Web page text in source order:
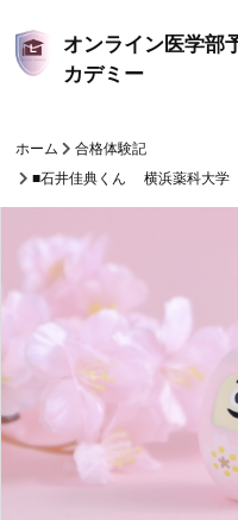
オンライン医学
カデミー
ホーム 合格体験記
■石井佳典くん 横浜薬科大学